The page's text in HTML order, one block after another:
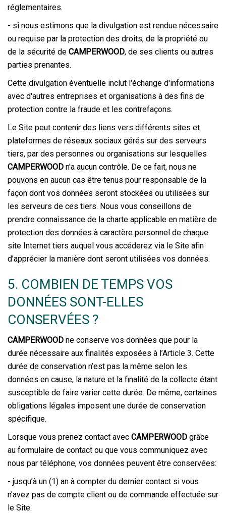
réglementaires.
- si nous estimons que la divulgation est rendue nécessaire
ou requise par la protection des droits, de la propriété ou
de la sécurité de CAMPERWOOD, de ses clients ou autres
parties prenantes.
Cette divulgation éventuelle inclut l'échange d'informations
avec d'autres entreprises et organisations à des fins de
protection contre la fraude et les contrefaçons.
Le Site peut contenir des liens vers différents sites et
plateformes de réseaux sociaux gérés sur des serveurs
tiers, par des personnes ou organisations sur lesquelles
CAMPERWOOD n'a aucun contrôle. De ce fait, nous ne
pouvons en aucun cas être tenus pour responsable de la
façon dont vos données seront stockées ou utilisées sur
les serveurs de ces tiers. Nous vous conseillons de
prendre connaissance de la charte applicable en matière de
protection des données à caractère personnel de chaque
site Internet tiers auquel vous accéderez via le Site afin
d’apprécier la manière dont seront utilisées vos données.
5. COMBIEN DE TEMPS VOS
DONNÉES SONT-ELLES
CONSERVÉES ?
CAMPERWOOD ne conserve vos données que pour la
durée nécessaire aux finalités exposées à l’Article 3. Cette
durée de conservation n’est pas la même selon les
données en cause, la nature et la finalité de la collecte étant
susceptible de faire varier cette durée. De même, certaines
obligations légales imposent une durée de conservation
spécifique.
Lorsque vous prenez contact avec CAMPERWOOD grâce
au formulaire de contact ou que vous communiquez avec
nous par téléphone, vos données peuvent être conservées:
- jusqu’à un (1) an à compter du dernier contact si vous
n'avez pas de compte client ou de commande effectuée sur
le Site.